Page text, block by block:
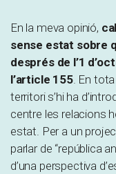
En la meva opinió,
sense estat sobre
després de l’1
l’article 155. En tota
territori s’hi ha
centre les relacions
estat. Per a un
parlar de “república
d’una perspectiva